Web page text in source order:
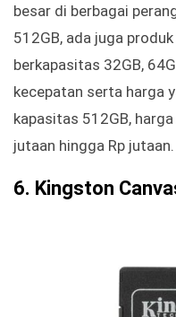
besar di berbagai
512GB, ada juga
berkapasitas 32GB,
kecepatan serta harga
kapasitas 512GB,
jutaan hingga Rp jutaan.
6. Kingston